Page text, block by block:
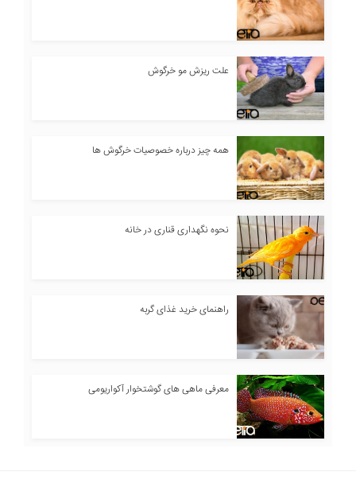
علت ریزش مو خرگوش
همه چیز درباره خصوصیات خرگوش ها
نحوه نگهداری قناری در خانه
راهنمای خرید غذای گربه
معرفی ماهی های گوشتخوار آکواریومی